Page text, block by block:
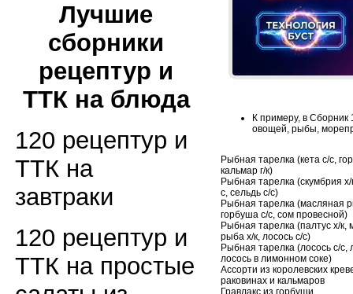
Лучшие
сборники
рецептур и
ТТК на блюда
120 рецептур и
ТТК на
завтраки
120 рецептур и
ТТК на простые
К примеру, в Сборник
овощей, рыбы,
Рыбная тарелка (кета с/с,
кальмар г/к)
Рыбная тарелка (скумбрия
с, сельдь с/с)
Рыбная тарелка (масляная
горбуша с/с, сом провесной)
Рыбная тарелка (палтус х/к,
рыба х/к, лосось с/с)
Рыбная тарелка (лосось с/с,
лосось в лимонном соке)
Ассорти из королевских
раковинах и кальмаров
Гравлакс из горбуши